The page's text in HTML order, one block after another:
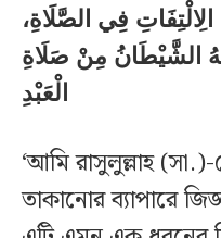
فِي الصَّلَاةِ،
الشَّيْطَانُ مِنْ صَلَاةِ
الْعَبْدِ
‘আমি রাসুলুল্লাহ
তাকানোর ব্যাপারে